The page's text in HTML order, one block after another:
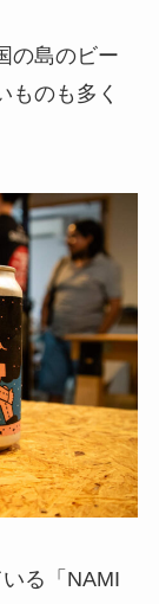
の島のビー
ものも多く
る「NAMI